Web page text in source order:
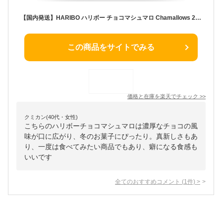
【国内発送】HARIBO ハリボー チョコマシュマロ Chamallows 200g x 2個セット
この商品をサイトでみる
価格と在庫を楽天でチェック >>
クミカン(40代・女性)
こちらのハリボーチョコマシュマロは濃厚なチョコの風
味が口に広がり、冬のお菓子にぴったり。真新しさもあ
り、一度は食べてみたい商品でもあり、癖になる食感も
いいです
全てのおすすめコメント (1 件) >